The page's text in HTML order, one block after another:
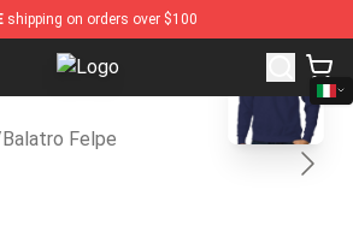
shipping on orders over $100
Balatro Shop - Official Balatro
Balatro Felpe
blank template